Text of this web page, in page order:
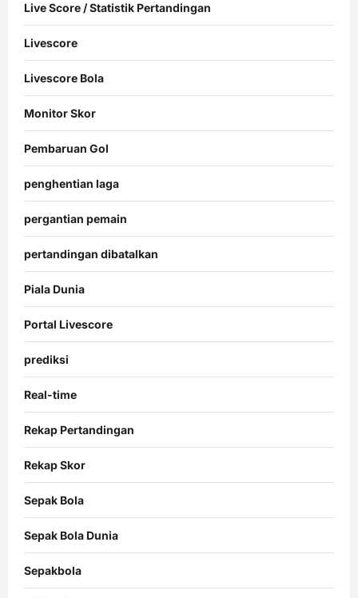
Live Score / Statistik Pertandingan
Livescore
Livescore Bola
Monitor Skor
Pembaruan Gol
penghentian laga
pergantian pemain
pertandingan dibatalkan
Piala Dunia
Portal Livescore
prediksi
Real-time
Rekap Pertandingan
Rekap Skor
Sepak Bola
Sepak Bola Dunia
Sepakbola